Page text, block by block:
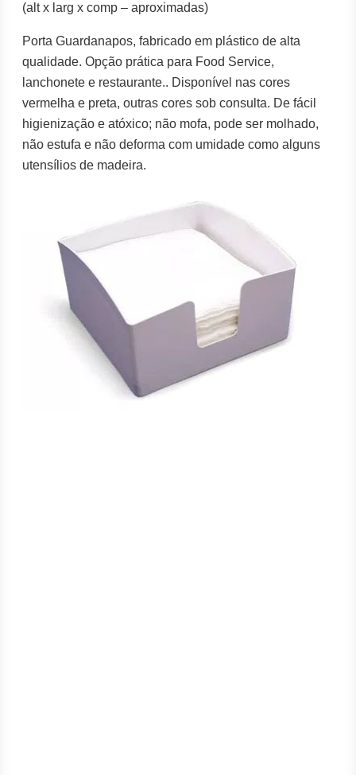
(alt x larg x comp – aproximadas)
Porta Guardanapos, fabricado em plástico de alta
qualidade. Opção prática para Food Service,
lanchonete e restaurante.. Disponível nas cores
vermelha e preta, outras cores sob consulta. De fácil
higienização e atóxico; não mofa, pode ser molhado,
não estufa e não deforma com umidade como alguns
utensílios de madeira.